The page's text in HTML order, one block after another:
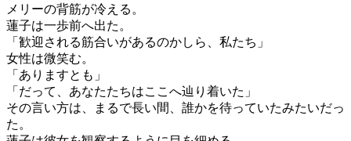
メリーの背筋が冷える。
蓮子は一歩前へ出た。
「歓迎される筋合いがあるのかしら、私たち」
女性は微笑む。
「ありますとも」
「だって、あなたたちはここへ辿り着いた」
その言い方は、まるで長い間、誰かを待っていたみたいだっ
た。